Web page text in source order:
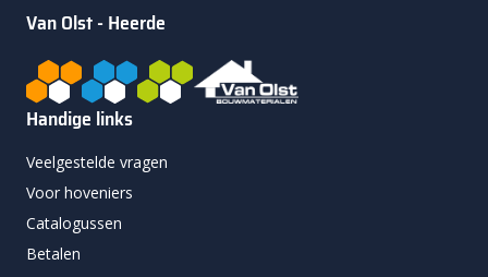
Van Olst - Heerde
Handige links
Veelgestelde vragen
Voor hoveniers
Catalogussen
Betalen